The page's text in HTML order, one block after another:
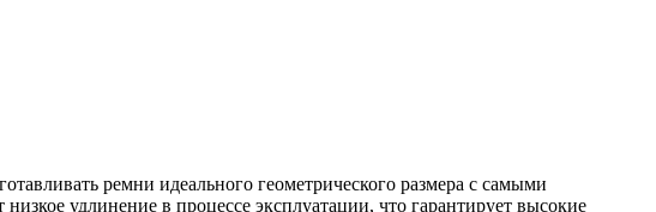
ремни идеального геометрического размера с самыми
удлинение в процессе эксплуатации, что гарантирует высокие